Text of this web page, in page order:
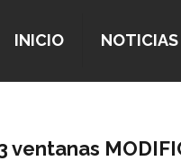
INICIO NOTICIAS
ventanas